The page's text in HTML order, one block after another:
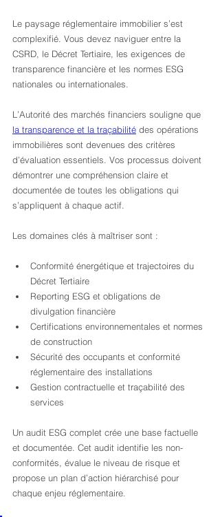
Le paysage réglementaire immobilier s’est
complexifié. Vous devez naviguer entre la
CSRD, le Décret Tertiaire, les exigences de
transparence financière et les normes ESG
nationales ou internationales.
L’Autorité des marchés financiers souligne que
la transparence et la traçabilité des opérations
immobilières sont devenues des critères
d’évaluation essentiels. Vos processus doivent
démontrer une compréhension claire et
documentée de toutes les obligations qui
s’appliquent à chaque actif.
Les domaines clés à maîtriser sont :
Conformité énergétique et trajectoires du
Décret Tertiaire
Reporting ESG et obligations de
divulgation financière
Certifications environnementales et normes
de construction
Sécurité des occupants et conformité
réglementaire des installations
Gestion contractuelle et traçabilité des
services
Un audit ESG complet crée une base factuelle
et documentée. Cet audit identifie les non-
conformités, évalue le niveau de risque et
propose un plan d’action hiérarchisé pour
chaque enjeu réglementaire.